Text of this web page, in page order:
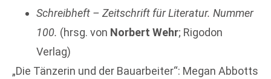
Schreibheft – Zeitschrift für Literatur. Nummer
100. (hrsg. von Norbert Wehr; Rigodon
Verlag)
„Die Tänzerin und der Bauarbeiter“: Megan Abbotts